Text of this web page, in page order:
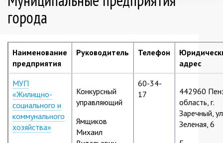
города
Наименование
предприятия
Руководитель Телефон
адрес
МУП
«Жилищно-
социального и
коммунального
хозяйства»
Конкурсный
управляющий
Ямщиков
Михаил
60-34-
17
442960
область, г.
Заречный,
Зеленая, 6